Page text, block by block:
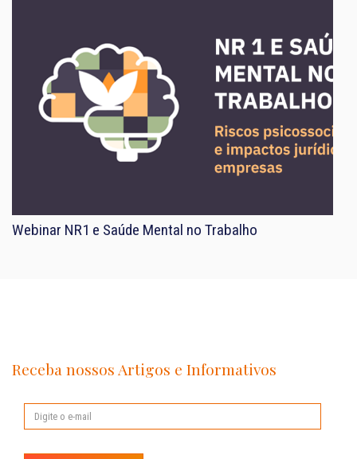
Webinar NR1 e Saúde Mental no Trabalho
Receba nossos Artigos e Informativos